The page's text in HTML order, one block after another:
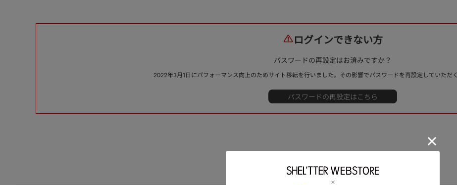
ログインできない方
パスワードの再設定はお済みですか？
2022年3月1日にパフォーマンス向上のためサイト移転を行いました。その影響でパスワードを再設定していただ